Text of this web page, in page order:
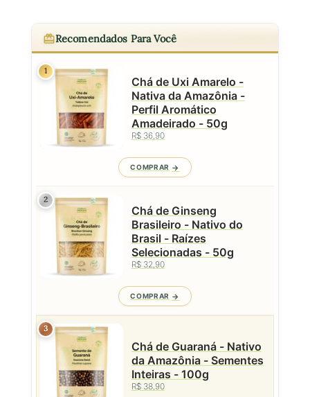
Recomendados Para Você
1
Chá de Uxi Amarelo -
Nativa da Amazônia -
Perfil Aromático
Amadeirado - 50g
R$ 36,90
COMPRAR
2
Chá de Ginseng
Brasileiro - Nativo do
Brasil - Raízes
Selecionadas - 50g
R$ 32,90
COMPRAR
3
Chá de Guaraná - Nativo
da Amazônia - Sementes
Inteiras - 100g
R$ 38,90